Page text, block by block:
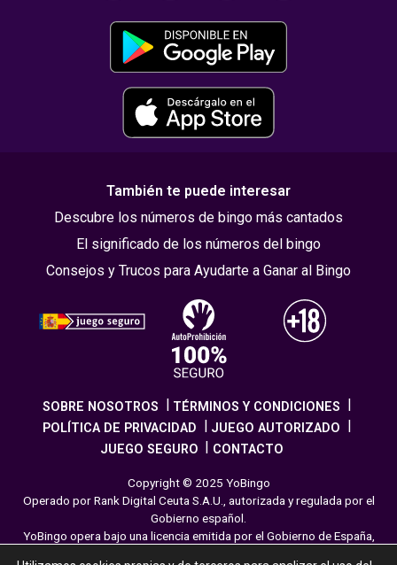
También te puede interesar
Descubre los números de bingo más cantados
El significado de los números del bingo
Consejos y Trucos para Ayudarte a Ganar al Bingo
SOBRE NOSOTROS
TÉRMINOS Y CONDICIONES
POLÍTICA DE PRIVACIDAD
JUEGO AUTORIZADO
JUEGO SEGURO
CONTACTO
Copyright © 2025 YoBingo
Operado por Rank Digital Ceuta S.A.U., autorizada y regulada por el
Gobierno español.
YoBingo opera bajo una licencia emitida por el Gobierno de España,